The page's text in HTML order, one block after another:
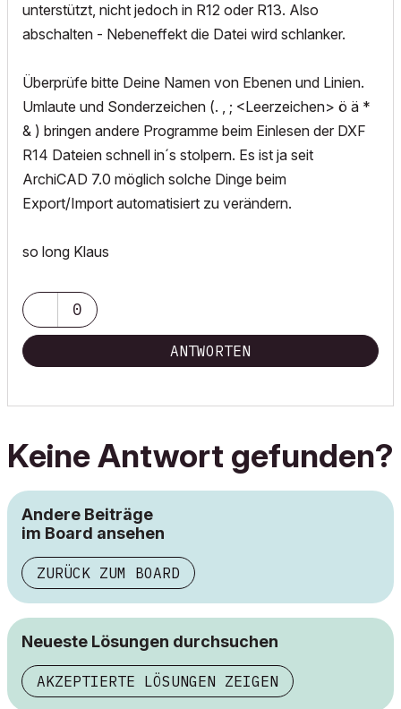
unterstützt, nicht jedoch in R12 oder R13. Also
abschalten - Nebeneffekt die Datei wird schlanker.
Überprüfe bitte Deine Namen von Ebenen und Linien.
Umlaute und Sonderzeichen (. , ; <Leerzeichen> ö ä *
& ) bringen andere Programme beim Einlesen der DXF
R14 Dateien schnell in´s stolpern. Es ist ja seit
ArchiCAD 7.0 möglich solche Dinge beim
Export/Import automatisiert zu verändern.
so long Klaus
0
ANTWORTEN
Keine Antwort gefunden?
Andere Beiträge
im Board ansehen
ZURÜCK ZUM BOARD
Neueste Lösungen durchsuchen
AKZEPTIERTE LÖSUNGEN ZEIGEN